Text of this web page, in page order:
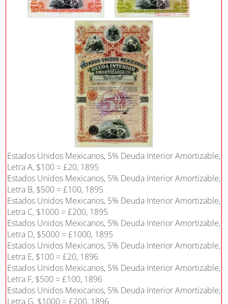
Estados Unidos Mexicanos, 5% Deuda Interior Amortizable,
Letra A, $100 = £20, 1895
Estados Unidos Mexicanos, 5% Deuda Interior Amortizable,
Letra B, $500 = £100, 1895
Estados Unidos Mexicanos, 5% Deuda Interior Amortizable,
Letra C, $1000 = £200, 1895
Estados Unidos Mexicanos, 5% Deuda Interior Amortizable,
Letra D, $5000 = £1000, 1895
Estados Unidos Mexicanos, 5% Deuda Interior Amortizable,
Letra E, $100 = £20, 1896
Estados Unidos Mexicanos, 5% Deuda Interior Amortizable,
Letra F, $500 = £100, 1896
Estados Unidos Mexicanos, 5% Deuda Interior Amortizable,
Letra G, $1000 = £200, 1896